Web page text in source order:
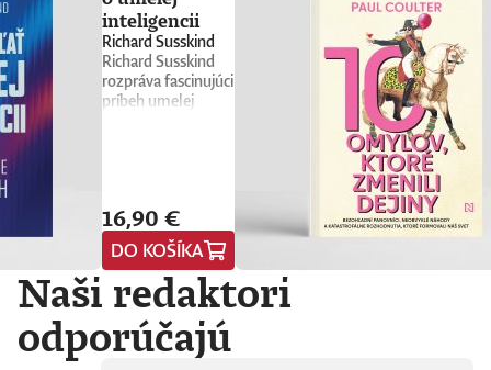
inteligencii
Richard Susskind
Richard Susskind
rozpráva fascinujúci
príbeh umelej
všetko, čo sme si o
nej doteraz mysleli.
Vyvádza umelú
inteligenciu z prísne
strážených
počítačových
laboratórií
technologických
16,90 €
DO KOŠÍKA
Naši redaktori
odporúčajú